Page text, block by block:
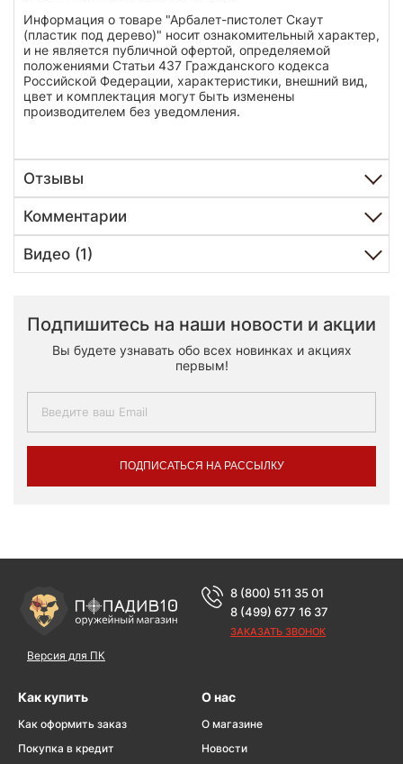
Информация о товаре "Арбалет-пистолет Скаут
(пластик под дерево)" носит ознакомительный характер,
и не является публичной офертой, определяемой
положениями Статьи 437 Гражданского кодекса
Российской Федерации, характеристики, внешний вид,
цвет и комплектация могут быть изменены
производителем без уведомления.
Отзывы
Комментарии
Видео (1)
Подпишитесь на наши новости и акции
Вы будете узнавать обо всех новинках и акциях
первым!
ПОДПИСАТЬСЯ НА РАССЫЛКУ
Версия для ПК
8 (800) 511 35 01
8 (499) 677 16 37
ЗАКАЗАТЬ ЗВОНОК
Как купить
Как оформить заказ
Покупка в кредит
О нас
О магазине
Новости